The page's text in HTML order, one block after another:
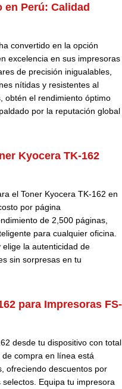
en Perú: Calidad
convertido en la opción
excelencia en sus impresoras
de precisión inigualables,
nítidas y resistentes al
obtén el rendimiento óptimo
por la reputación global
Kyocera TK-162
el Toner Kyocera TK-162 en
por página
de 2,500 páginas,
para cualquier oficina.
la autenticidad de
sin sorpresas en tu
para Impresoras FS-
desde tu dispositivo con total
compra en línea está
ofreciendo descuentos por
Equipa tu impresora